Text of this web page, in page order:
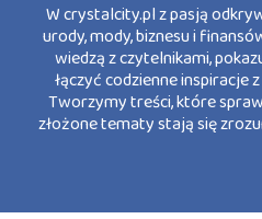
W crystalcity.pl z pasją
urody, mody, biznesu i
wiedzą z czytelnikami,
łączyć codzienne inspiracje
Tworzymy treści, które
złożone tematy stają się